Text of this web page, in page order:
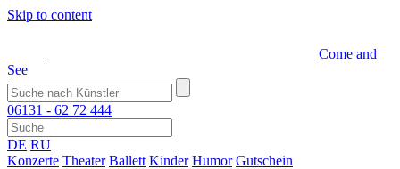
Skip to content
Come and
See
06131 - 62 72 444
DE RU
Konzerte Theater Ballett Kinder Humor Gutschein